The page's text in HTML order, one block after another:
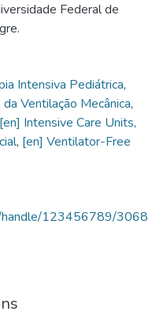
Federal de
Intensiva Pediátrica,
Ventilação Mecânica,
[en] Intensive Care Units,
, [en] Ventilator-Free
handle/123456789/3068